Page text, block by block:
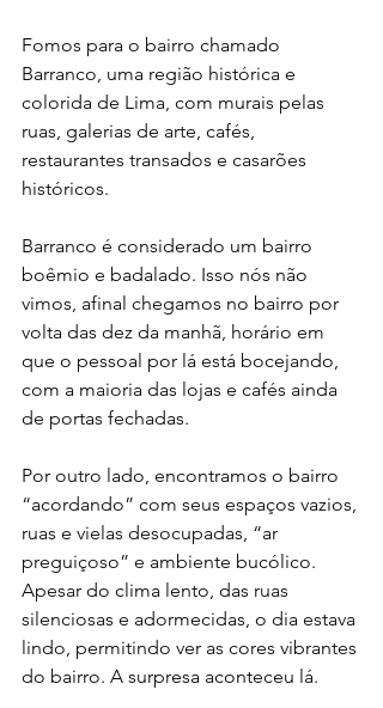
Fomos para o bairro chamado
Barranco, uma região histórica e
colorida de Lima, com murais pelas
ruas, galerias de arte, cafés,
restaurantes transados e casarões
históricos.
Barranco é considerado um bairro
boêmio e badalado. Isso nós não
vimos, afinal chegamos no bairro por
volta das dez da manhã, horário em
que o pessoal por lá está bocejando,
com a maioria das lojas e cafés ainda
de portas fechadas.
Por outro lado, encontramos o bairro
“acordando” com seus espaços vazios,
ruas e vielas desocupadas, “ar
preguiçoso” e ambiente bucólico.
Apesar do clima lento, das ruas
silenciosas e adormecidas, o dia estava
lindo, permitindo ver as cores vibrantes
do bairro. A surpresa aconteceu lá.